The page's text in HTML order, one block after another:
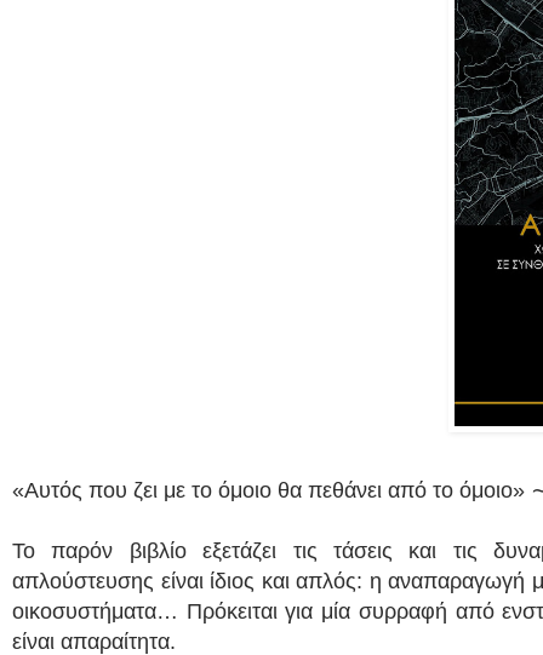
«Αυτός που ζει με το όμοιο θα πεθάνει από το όμοιο»
Το παρόν βιβλίο εξετάζει τις τάσεις και τις
απλούστευσης είναι ίδιος και απλός: η
οικοσυστήματα… Πρόκειται για μία συρραφή από
είναι απαραίτητα.